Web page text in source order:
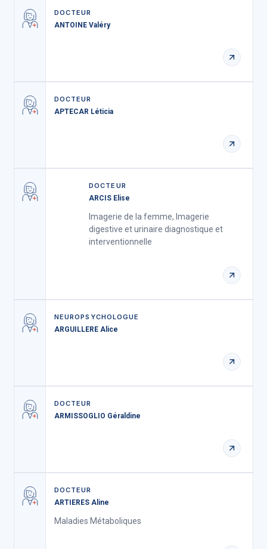
DOCTEUR
ANTOINE Valéry
DOCTEUR
APTECAR Léticia
DOCTEUR
ARCIS Elise
Imagerie de la femme, Imagerie
digestive et urinaire diagnostique et
interventionnelle
NEUROPSYCHOLOGUE
ARGUILLERE Alice
DOCTEUR
ARMISSOGLIO Géraldine
DOCTEUR
ARTIERES Aline
Maladies Métaboliques